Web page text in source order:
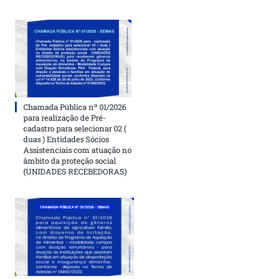
Chamada Pública nº 01/2026
para realização de Pré-
cadastro para selecionar 02 (
duas ) Entidades Sócios
Assistenciais com atuação no
âmbito da proteção social
(UNIDADES RECEBEDORAS)